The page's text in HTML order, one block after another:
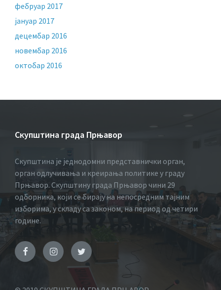
фебруар 2017
јануар 2017
децембар 2016
новембар 2016
октобар 2016
Скупштина града Прњавор
Скупштина је једнодомни представнички орган,
орган одлучивања и креирања политике у граду
Прњавор. Скупштину града Прњавор чини 29
одборника, који се бирају на непосредним тајним
изборима, у складу са законом, на период од четири
године.